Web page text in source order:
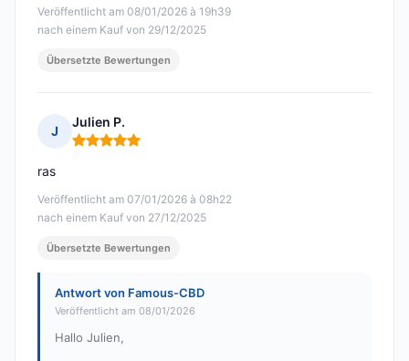
Veröffentlicht am 08/01/2026 à 19h39
nach einem Kauf von 29/12/2025
Übersetzte Bewertungen
J
Julien P.
Hinweis: 5 von 5
Veröffentlicht am 07/01/2026 à 08h22
nach einem Kauf von 27/12/2025
ras
Übersetzte Bewertungen
Antwort von Famous-CBD
Veröffentlicht am 08/01/2026
Hallo Julien,